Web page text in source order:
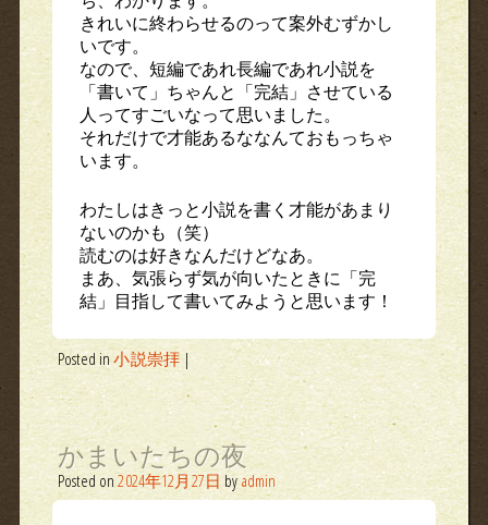
きれいに終わらせるのって案外むずかし
いです。
なので、短編であれ長編であれ小説を
「書いて」ちゃんと「完結」させている
人ってすごいなって思いました。
それだけで才能あるななんておもっちゃ
います。
わたしはきっと小説を書く才能があまり
ないのかも（笑）
読むのは好きなんだけどなあ。
まあ、気張らず気が向いたときに「完
結」目指して書いてみようと思います！
Posted in小説崇拝 |
かまいたちの夜
Posted on2024年12月27日 byadmin